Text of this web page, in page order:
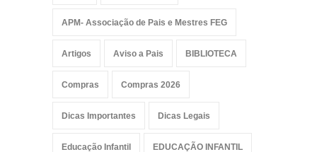
APM- Associação de Pais e Mestres FEG
Artigos Aviso a Pais BIBLIOTECA
Compras Compras 2026
Dicas Importantes Dicas Legais
Educação Infantil EDUCAÇÃO INFANTIL